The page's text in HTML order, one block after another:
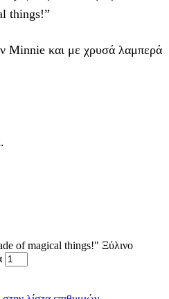
things!”
Minnie και με χρυσά λαμπερά
of magical things!" Ξύλινο